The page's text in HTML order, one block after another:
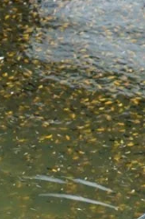
BACA
Cupang
Molly
Channa
Koi
Koki
Guppy
Platy
Glofish